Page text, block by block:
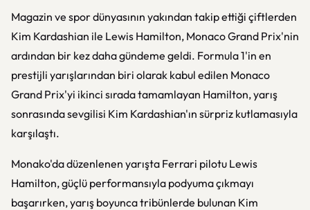
Magazin ve spor dünyasının yakından takip ettiği çiftlerden
Kim Kardashian ile Lewis Hamilton, Monaco Grand Prix'nin
ardından bir kez daha gündeme geldi. Formula 1'in en
prestijli yarışlarından biri olarak kabul edilen Monaco
Grand Prix'yi ikinci sırada tamamlayan Hamilton, yarış
sonrasında sevgilisi Kim Kardashian'ın sürpriz kutlamasıyla
karşılaştı.
Monako'da düzenlenen yarışta Ferrari pilotu Lewis
Hamilton, güçlü performansıyla podyuma çıkmayı
başarırken, yarış boyunca tribünlerde bulunan Kim